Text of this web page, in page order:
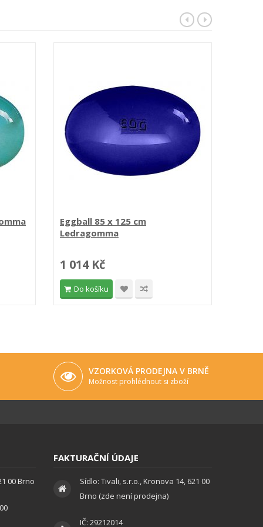
Eggball 85 x 125 cm
Ledragomma
1 014 Kč
Do košíku
VZORKOVÁ PRODEJNA V BRNĚ
Možnost prohlédnout si zboží
00 Brno
FAKTURAČNÍ ÚDAJE
Sídlo: Tivali, s.r.o., Kronova 14, 621 00
Brno (zde není prodejna)
IČ: 29212014